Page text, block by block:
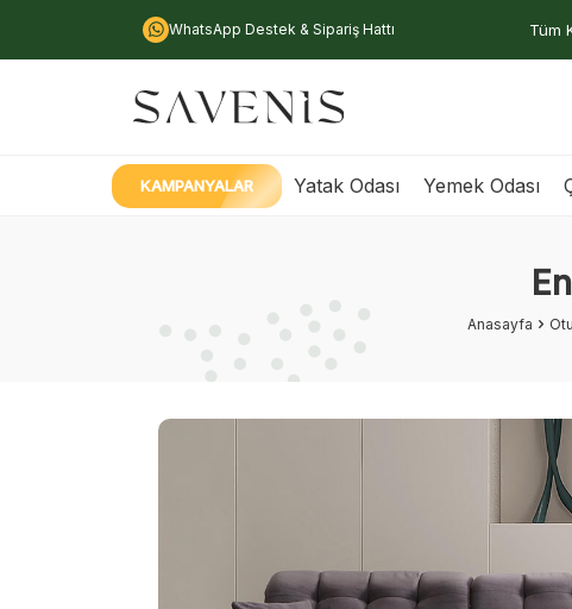
WhatsApp Destek & Sipariş Hattı Tüm
KAMPANYALAR Yatak Odası Yemek Odası
Anasayfa